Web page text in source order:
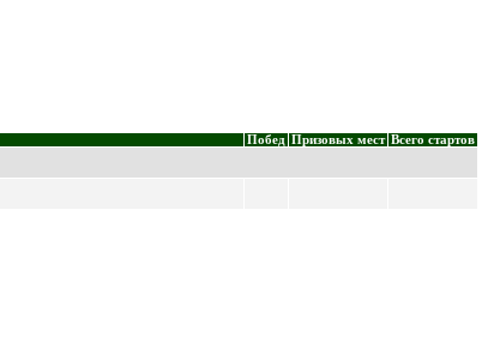
Побед Призовых мест Всего стартов